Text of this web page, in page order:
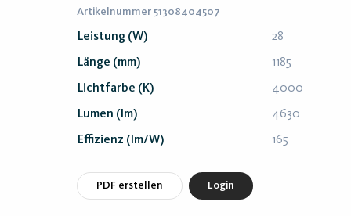
Artikelnummer 51308404507
Leistung (W) 28
Länge (mm) 1185
Lichtfarbe (K) 4000
Lumen (lm) 4630
Effizienz (lm/W) 165
PDF erstellen Login